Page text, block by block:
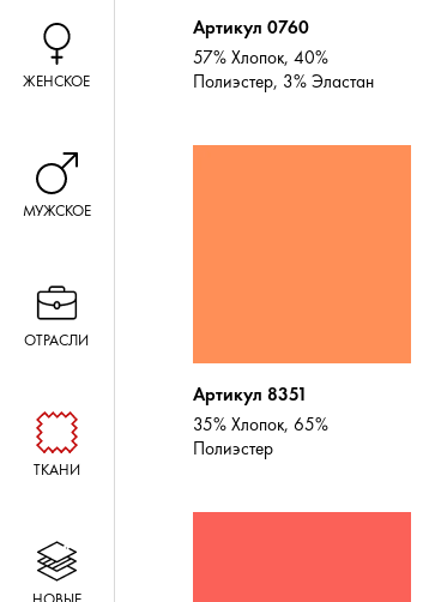
ЖЕНСКОЕ
МУЖСКОЕ
ОТРАСЛИ
ТКАНИ
Артикул 0760
57% Хлопок, 40%
Полиэстер, 3% Эластан
Артикул 8351
35% Хлопок, 65%
Полиэстер